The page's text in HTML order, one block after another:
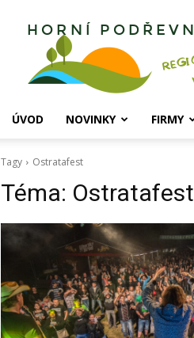
Horní
ÚVOD NOVINKY FIRMY
Tagy Ostratafest
Téma: Ostratafest